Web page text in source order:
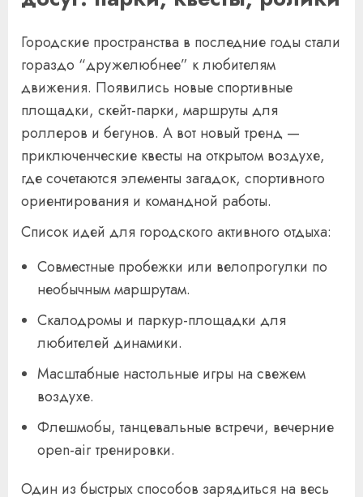
Городские пространства в последние годы стали
гораздо “дружелюбнее” к любителям
движения. Появились новые спортивные
площадки, скейт-парки, маршруты для
роллеров и бегунов. А вот новый тренд —
приключенческие квесты на открытом воздухе,
где сочетаются элементы загадок, спортивного
ориентирования и командной работы.
Список идей для городского активного отдыха:
Совместные пробежки или велопрогулки по
необычным маршрутам.
Скалодромы и паркур-площадки для
любителей динамики.
Масштабные настольные игры на свежем
воздухе.
Флешмобы, танцевальные встречи, вечерние
open-air тренировки.
Один из быстрых способов зарядиться на весь